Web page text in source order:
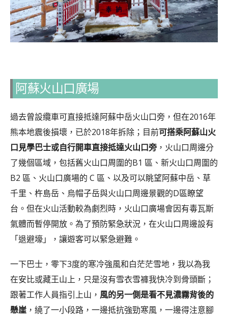
阿蘇火山口廣場
過去曾設纜車可直接抵達阿蘇中岳火山口旁，但在2016年
熊本地震後損壞，已於2018年拆除；目前可搭乘阿蘇山火
口見學巴士或自行開車直接抵達火山口旁 ，火山口周邊分
了幾個區域，包括舊火山口周圍的B1 區、新火山口周圍的
B2 區、火山口廣場的 C 區、以及可以眺望阿蘇中岳、草
千里、杵島岳、烏帽子岳與火山口周邊景觀的D區瞭望
台。但在火山活動較為劇烈時，火山口廣場會因有毒瓦斯
氣體而暫停開放。為了預防緊急狀況，在火山口周邊設有
「退避壕」，讓遊客可以緊急避難。
一下巴士，零下3度的寒冷強風和白茫茫雪地，我以為我
在安比或藏王山上，只是沒有雪衣雪褲我快冷到骨頭斷；
跟著工作人員指引上山， 風的另一側是看不見濃霧背後的
懸崖 ，繞了一小段路，一邊抵抗強勁寒風，一邊得注意腳